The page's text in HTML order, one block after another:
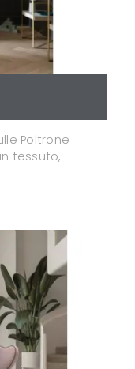
Poltrone
tessuto,